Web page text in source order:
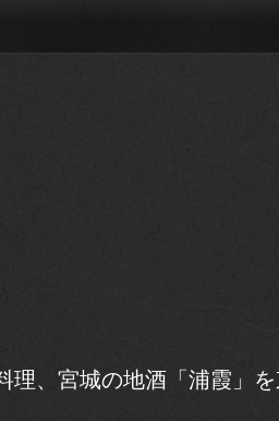
、宮城の地酒「浦霞」